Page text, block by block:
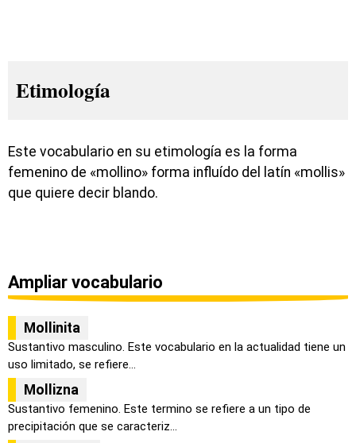
Etimología
Este vocabulario en su etimología es la forma
femenino de «mollino» forma influído del latín «mollis»
que quiere decir blando.
Ampliar vocabulario
Mollinita
Sustantivo masculino. Este vocabulario en la actualidad tiene un
uso limitado, se refiere...
Mollizna
Sustantivo femenino. Este termino se refiere a un tipo de
precipitación que se caracteriz...